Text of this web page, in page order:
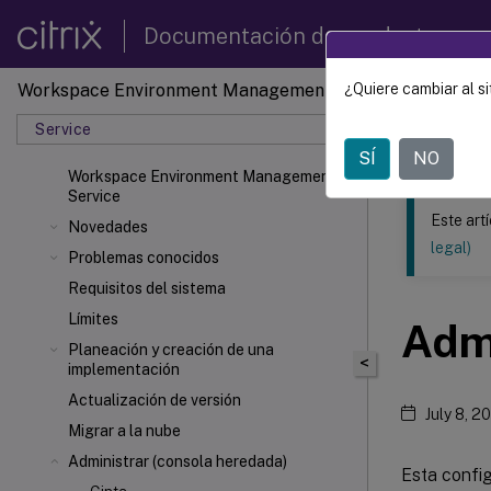
Documentación de productos
Workspace Environment Management
Service
Workspace Environment Management
Service
Novedades
Problemas conocidos
Requisitos del sistema
Límites
Planeación y creación de una
implementación
Actualización de versión
Migrar a la nube
Administrar (consola heredada)
Este
<
Este
legal)
July 8,
Esta
¿Quiere cambiar al
SÍ NO